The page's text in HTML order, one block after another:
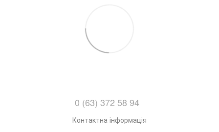
0 (63) 372 58 94
Контактна інформація